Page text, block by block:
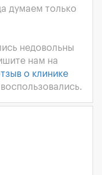
думаем только
недовольны
нам на
о клинике